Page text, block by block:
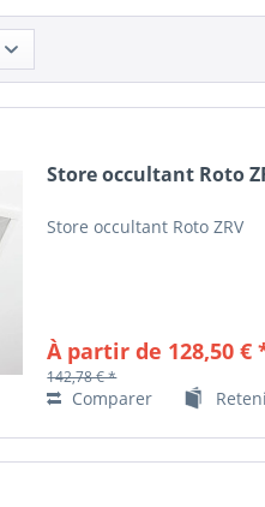
Store occultant Roto
Store occultant Roto ZRV
À partir de 128,50 €
142,78 € *
Comparer